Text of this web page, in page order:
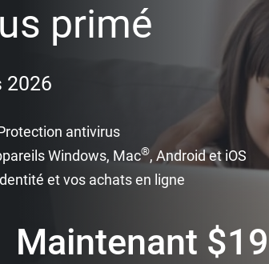
primé
2026
antivirus
Windows, Mac®, Android et iOS
et vos achats en ligne
Maintenant $19